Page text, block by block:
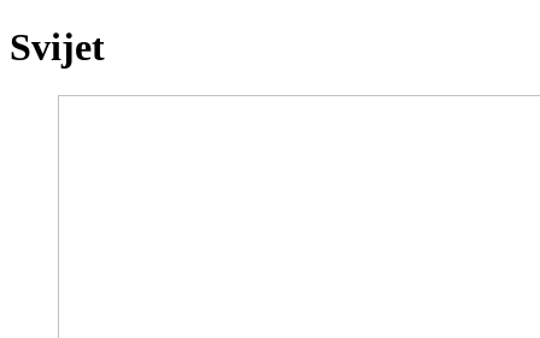
Svijet